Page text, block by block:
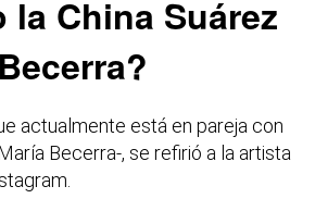
la China Suárez
actualmente está en pareja con
Becerra-, se refirió a la artista